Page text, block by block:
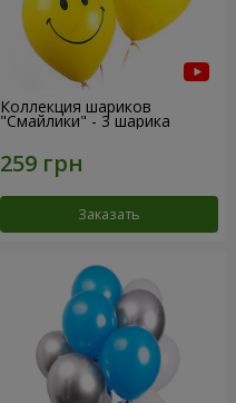
Коллекция шариков
"Смайлики" - 3 шарика
Заказать